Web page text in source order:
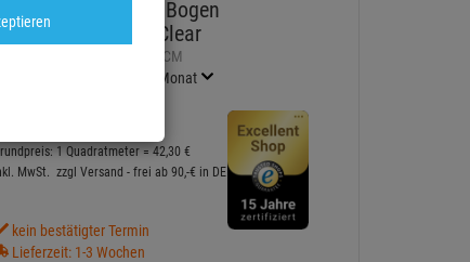
LEE-Filters, Nr. 130, Bogen
Clear
LFR130X25CM
/ Monat
1 Quadratmeter =42, 30 €
MwSt.
zzgl Versand - frei ab 90,-€ in DE
kein bestätigter Termin
Lieferzeit: 1-3 Wochen